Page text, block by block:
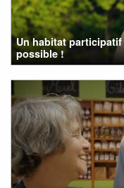
Un habitat
possible !